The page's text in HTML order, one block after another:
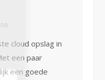
cloud opslag in
een paar
een goede